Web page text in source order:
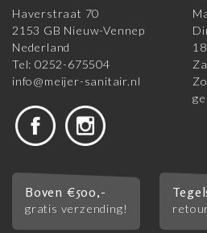
Haverstraat 70
2153 GB Nieuw-Vennep
Nederland
Tel: 0252-675504
info@meijer-sanitair.nl
Boven €500,-
gratis verzending!